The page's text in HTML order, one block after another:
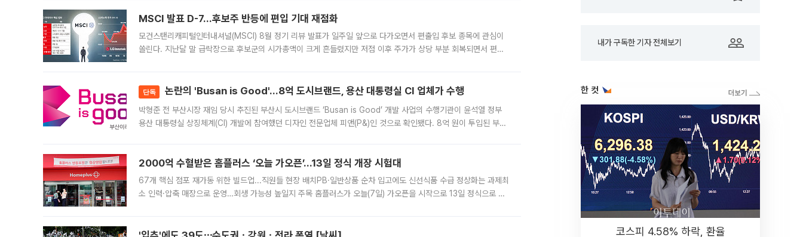
MSCI 발표 D-7…후보주 반등에 편입 기대 재점화
모건스탠리캐피털인터내셔널(MSCI) 8월 정기 리뷰 발표가 일주일 앞으로 다가오면서 편출입 후보 종목에 관심이
쏠린다. 지난달 말 급락장으로 후보군의 시가총액이 크게 흔들렸지만 저점 이후 주가가 상당 부분 회복되면서 편입
단독 논란의 'Busan is Good'…8억 도시브랜드, 용산 대통령실 CI 업체가 수행
박형준 전 부산시장 재임 당시 추진된 부산시 도시브랜드 ‘Busan is Good’ 개발 사업의 수행기관이 윤석열 정부
용산 대통령실 상징체계(CI) 개발에 참여했던 디자인 전문업체 피앤(P&)인 것으로 확인됐다. 8억 원이 투입된 부산
2000억 수혈받은 홈플러스 ‘오늘 가오픈’...13일 정식 개장 시험대
67개 핵심 점포 재가동 위한 빌드업...직원들 현장 배치PB·일반상품 순차 입고에도 신선식품 수급 정상화는 과제최
소 인력·압축 매장으로 운영…회생 가능성 높일지 주목 홈플러스가 오늘(7일) 가오픈을 시작으로 13일 정식으로 재
내가 구독한 기자 전체보기
한 컷
코스피 4.58% 하락, 환율